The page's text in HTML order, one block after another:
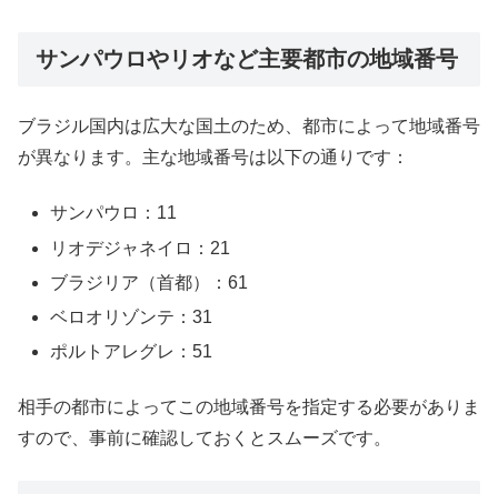
サンパウロやリオなど主要都市の地域番号
ブラジル国内は広大な国土のため、都市によって地域番号
が異なります。主な地域番号は以下の通りです：
サンパウロ：11
リオデジャネイロ：21
ブラジリア（首都）：61
ベロオリゾンテ：31
ポルトアレグレ：51
相手の都市によってこの地域番号を指定する必要がありま
すので、事前に確認しておくとスムーズです。